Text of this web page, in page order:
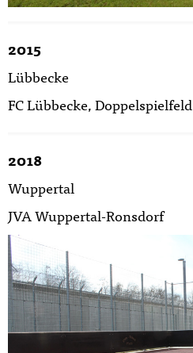
2015
Lübbecke
FC Lübbecke, Doppelspielfeld
2018
Wuppertal
JVA Wuppertal-Ronsdorf